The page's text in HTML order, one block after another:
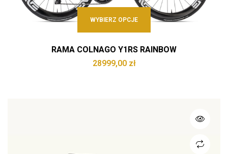
WYBIERZ OPCJE
RAMA COLNAGO Y1RS RAINBOW
28999,00 zł